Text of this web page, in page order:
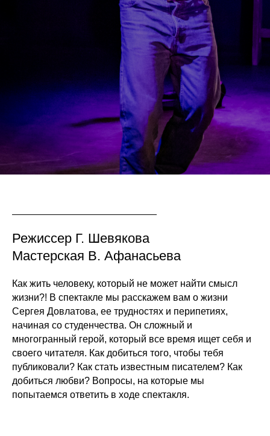
Режиссер Г. Шевякова
Мастерская В. Афанасьева
Как жить человеку, который не может найти смысл
жизни?! В спектакле мы расскажем вам о жизни
Сергея Довлатова, ее трудностях и перипетиях,
начиная со студенчества. Он сложный и
многогранный герой, который все время ищет себя и
своего читателя. Как добиться того, чтобы тебя
публиковали? Как стать известным писателем? Как
добиться любви? Вопросы, на которые мы
попытаемся ответить в ходе спектакля.